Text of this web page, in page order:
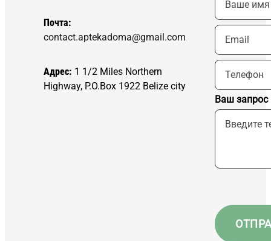
Почта:
contact.aptekadoma@gmail.com
Адрес: 1 1/2 Miles Northern
Highway, P.O.Box 1922 Belize city
Ваш запрос